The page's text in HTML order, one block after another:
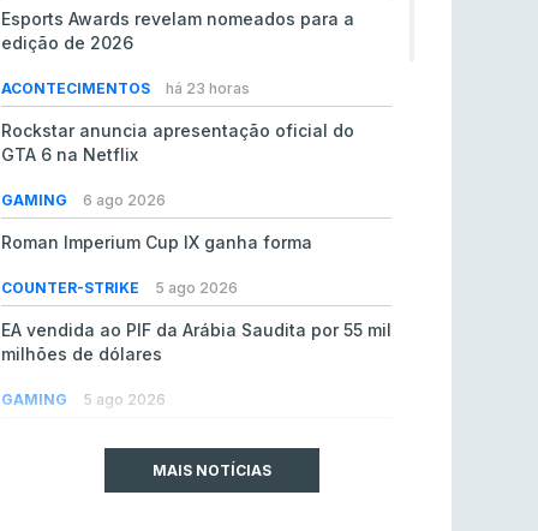
Esports Awards revelam nomeados para a
edição de 2026
ACONTECIMENTOS há 23 horas
Rockstar anuncia apresentação oficial do
GTA 6 na Netflix
GAMING 6 ago 2026
Roman Imperium Cup IX ganha forma
COUNTER-STRIKE 5 ago 2026
EA vendida ao PIF da Arábia Saudita por 55 mil
milhões de dólares
GAMING 5 ago 2026
MAIS NOTÍCIAS